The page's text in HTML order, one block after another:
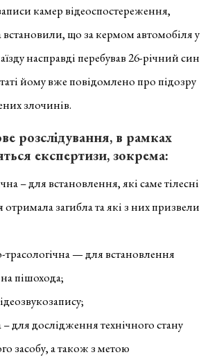
камер відеоспостереження,
встановили, що за кермом автомобіля у
насправді перебував 26-річний син
йому вже повідомлено про підозру
злочинів.
розслідування, в рамках
експертизи, зокрема:
– для встановлення, які саме тілесні
загибла та які з них призвели
трасологічна — для встановлення
пішохода;
– для дослідження технічного стану
засобу, а також з метою